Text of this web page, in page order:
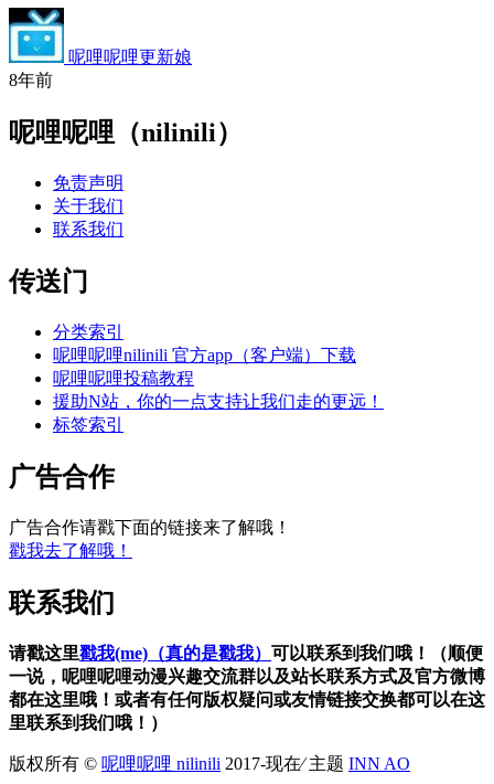
呢哩呢哩更新娘
8年前
呢哩呢哩（nilinili）
免责声明
关于我们
联系我们
传送门
分类索引
呢哩呢哩nilinili 官方app（客户端）下载
呢哩呢哩投稿教程
援助N站，你的一点支持让我们走的更远！
标签索引
广告合作
广告合作请戳下面的链接来了解哦！
戳我去了解哦！
联系我们
请戳这里戳我(me)（真的是戳我） 可以联系到我们哦！（顺便
一说，呢哩呢哩动漫兴趣交流群以及站长联系方式及官方微博
都在这里哦！或者有任何版权疑问或友情链接交换都可以在这
里联系到我们哦！）
版权所有 © 呢哩呢哩 nilinili 2017-现在⁄ 主题 INN AO